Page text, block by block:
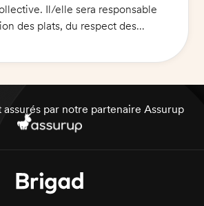
Il/elle sera responsable
des plats, du respect des
satisfaction des clients. Il/elle
assurés par notre partenaire Assurup